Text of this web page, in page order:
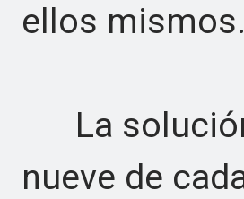
ellos mismos.
La solución
nueve de